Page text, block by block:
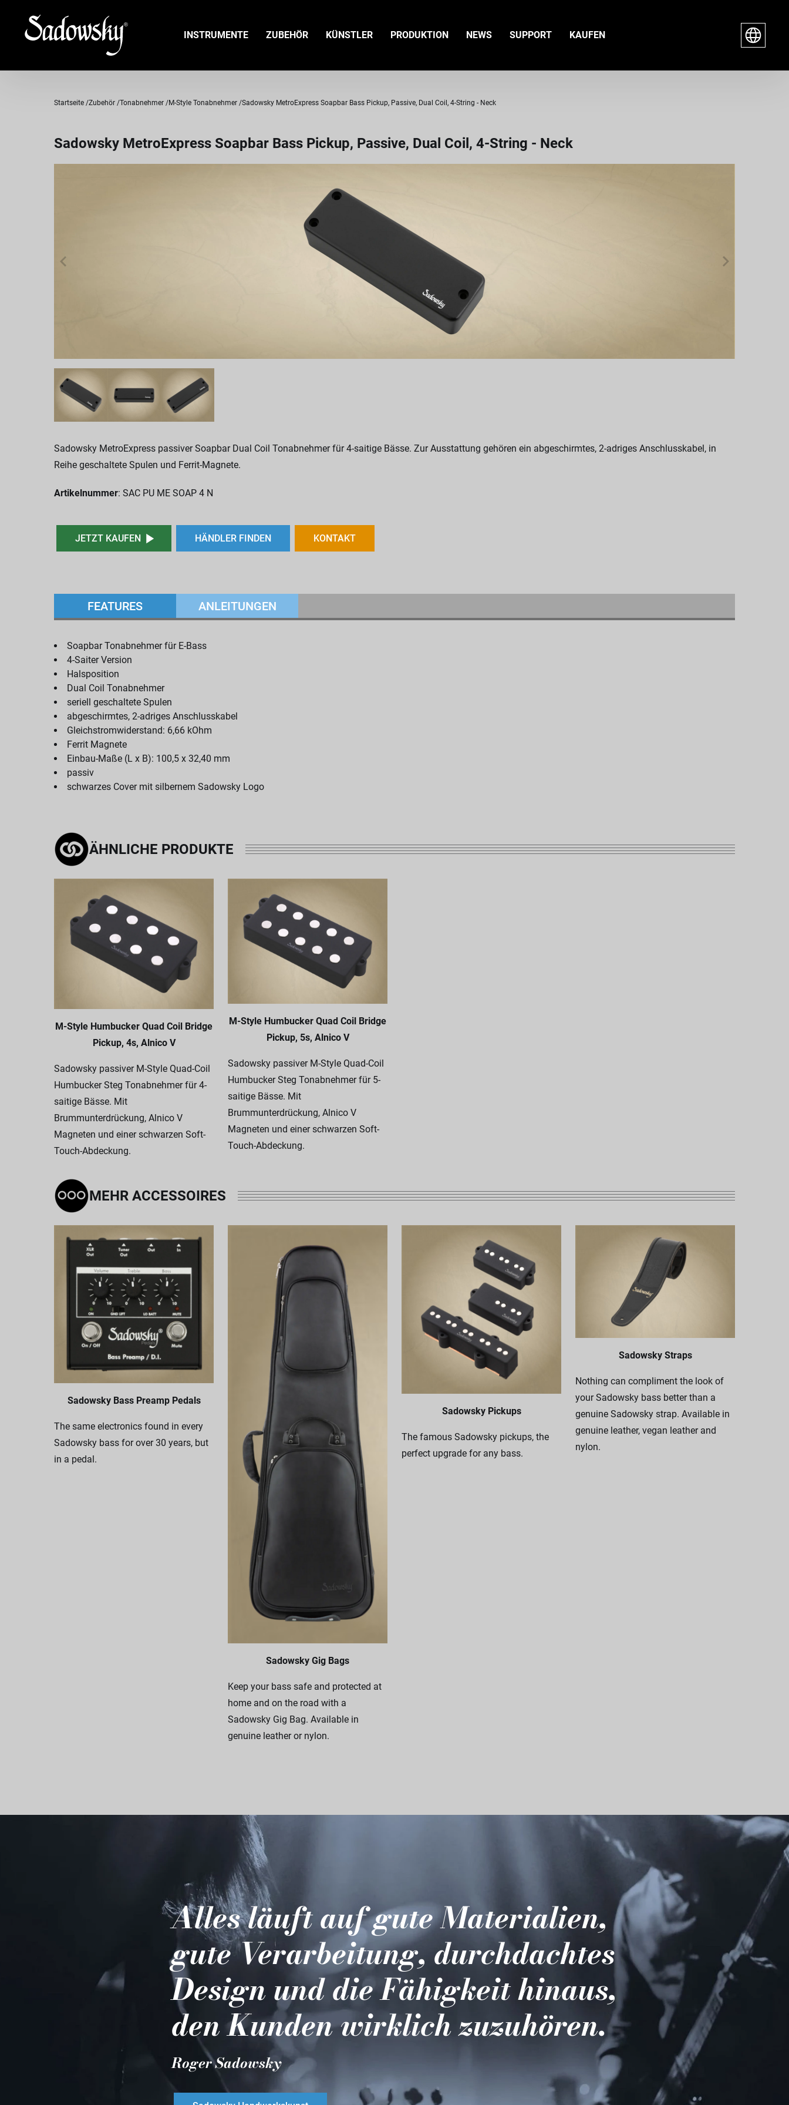
INSTRUMENTE ZUBEHÖR KÜNSTLER PRODUKTION NEWS SUPPORT KAUFEN
Startseite Zubehör Tonabnehmer M-Style Tonabnehmer Sadowsky MetroExpress Soapbar Bass Pickup, Passive, Dual Coil, 4-String - Neck
Sadowsky MetroExpress Soapbar Bass Pickup, Passive, Dual Coil, 4-String - Neck
Sadowsky MetroExpress passiver Soapbar Dual Coil Tonabnehmer für 4-saitige Bässe. Zur Ausstattung gehören ein abgeschirmtes, 2-adriges Anschlusskabel, in
Reihe geschaltete Spulen und Ferrit-Magnete.
Artikelnummer: SAC PU ME SOAP 4 N
JETZT KAUFEN HÄNDLER FINDEN KONTAKT
FEATURES ANLEITUNGEN
Soapbar Tonabnehmer für E-Bass
4-Saiter Version
Halsposition
Dual Coil Tonabnehmer
seriell geschaltete Spulen
abgeschirmtes, 2-adriges Anschlusskabel
Gleichstromwiderstand: 6,66 kOhm
Ferrit Magnete
Einbau-Maße (L x B): 100,5 x 32,40 mm
passiv
schwarzes Cover mit silbernem Sadowsky Logo
ÄHNLICHE PRODUKTE
M-Style Humbucker Quad Coil Bridge
Pickup, 4s, Alnico V
Sadowsky passiver M-Style Quad-Coil
Humbucker Steg Tonabnehmer für 4-
saitige Bässe. Mit
Brummunterdrückung, Alnico V
Magneten und einer schwarzen Soft-
Touch-Abdeckung.
M-Style Humbucker Quad Coil Bridge
Pickup, 5s, Alnico V
Sadowsky passiver M-Style Quad-Coil
Humbucker Steg Tonabnehmer für 5-
saitige Bässe. Mit
Brummunterdrückung, Alnico V
Magneten und einer schwarzen Soft-
Touch-Abdeckung.
MEHR ACCESSOIRES
Sadowsky Bass Preamp Pedals
The same electronics found in every
Sadowsky bass for over 30 years, but
in a pedal.
Sadowsky Gig Bags
Keep your bass safe and protected at
home and on the road with a
Sadowsky Gig Bag. Available in
genuine leather or nylon.
Sadowsky Pickups
The famous Sadowsky pickups, the
perfect upgrade for any bass.
Sadowsky Straps
Nothing can compliment the look of
your Sadowsky bass better than a
genuine Sadowsky strap. Available in
genuine leather, vegan leather and
nylon.
Alles läuft auf gute Materialien,
gute Verarbeitung, durchdachtes
Design und die Fähigkeit hinaus,
den Kunden wirklich zuzuhören.
Roger Sadowsky